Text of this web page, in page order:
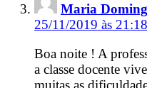
Maria
25/11/2019 às 21:18
Boa noite ! A
a classe docente
muitas as